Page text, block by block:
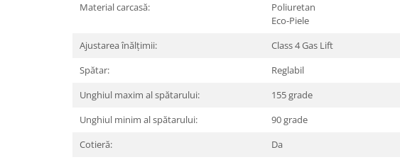
Material carcasă:
Poliuretan
Eco-Piele
Ajustarea înălțimii:
Class 4 Gas Lift
Spătar:
Reglabil
Unghiul maxim al spătarului:
155 grade
Unghiul minim al spătarului:
90 grade
Cotieră:
Da